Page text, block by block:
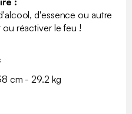
d'essence ou autre
réactiver le feu !
cm - 29.2 kg